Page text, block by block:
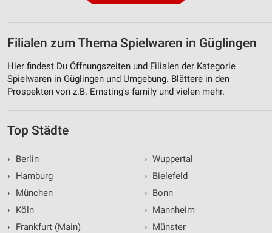
Filialen zum Thema Spielwaren in Güglingen
Hier findest Du Öffnungszeiten und Filialen der Kategorie
Spielwaren in Güglingen und Umgebung. Blättere in den
Prospekten von z.B. Ernsting's family und vielen mehr.
Top Städte
›
Berlin
›
Hamburg
›
München
›
Köln
›
Frankfurt (Main)
› Wuppertal
› Bielefeld
› Bonn
› Mannheim
› Münster